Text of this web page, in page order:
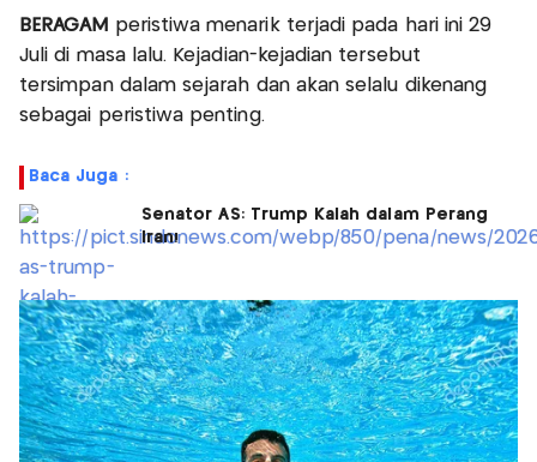
BERAGAM peristiwa menarik terjadi pada hari ini 29
Juli di masa lalu. Kejadian-kejadian tersebut
tersimpan dalam sejarah dan akan selalu dikenang
sebagai peristiwa penting.
Baca Juga :
Senator AS: Trump Kalah dalam Perang
Iran!